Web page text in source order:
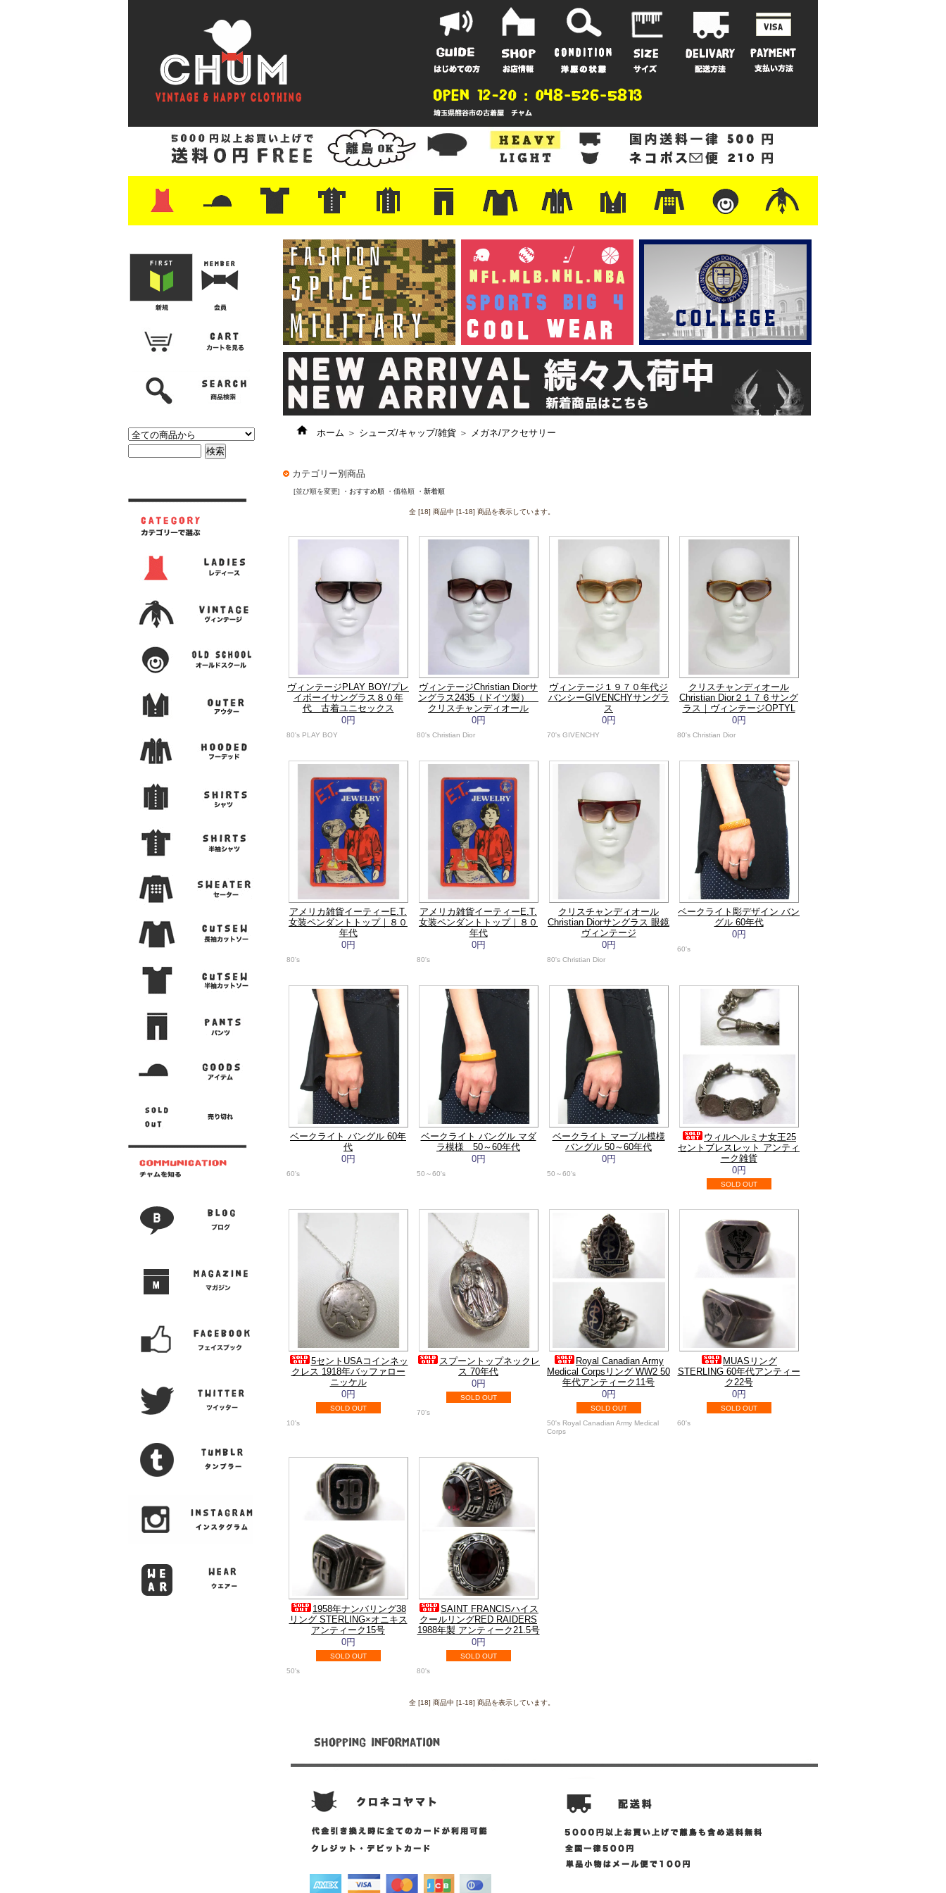
・レザーシューズ/スニーカー
・プリントTシャツ
・バンド/ツアー
・キャラクター
・Nike/adidas/スポーツ
・チャンピオン
・サーフ/スケート
・ボーダー/総柄/無地
・フットボール/リンガー
・タンクトップ/NBA・ポロシャツ
・半袖シャツ
・アロハ/サーフ/ボーリング
・ラルフ/ブランド
・無地/チェック/ストライプ
・ワーク/ミリタリー/ウエスタ
ン
・ネル/ウール ・ショートパンツ
・アウトドア/グラミチ
・ジーンズ/ペインター
・Levi's RED
・ミリタリー/ワーク
・コーデュロイ/スタプレ
・コットン/スラックス/チノ
・オーバーオール/つなぎ
・ジャージ/スウェット/ナイロ
ン
・セントジェームス/ルミノア
・ロンT/サーマル/ラグビー・プリント/半袖/スウェット
・チャンピオン/リバース
・パーカー ・デニム/コットン
・アウトドア/フリース
・ジャージ/ナイロン
・ミリタリー/ワーク
・ウール/レザー
・スーツ/ジレ
ホーム ＞ シューズ/キャップ/雑貨 ＞ メガネ/アクセサリー
カテゴリー別商品
[並び順を変更] ・おすすめ順 ・価格順 ・新着順
全 [18] 商品中 [1-18] 商品を表示しています。
ヴィンテージPLAY BOY/プレ
イボーイサングラス８０年
代 古着ユニセックス
0円
80's PLAY BOY
ヴィンテージChristian Diorサ
ングラス2435（ドイツ製）
クリスチャンディオール
0円
80's Christian Dior
ヴィンテージ１９７０年代ジ
バンシーGIVENCHYサングラ
ス
0円
70's GIVENCHY
クリスチャンディオール
Christian Dior２１７６サング
ラス｜ヴィンテージOPTYL
0円
80's Christian Dior
アメリカ雑貨イーティーE.T.
女装ペンダントトップ｜８０
年代
0円
80's
アメリカ雑貨イーティーE.T.
女装ペンダントトップ｜８０
年代
0円
80's
クリスチャンディオール
Christian Diorサングラス 眼鏡
ヴィンテージ
0円
80's Christian Dior
ベークライト彫デザイン バン
グル 60年代
0円
60's
ベークライト バングル 60年
代
0円
60's
ベークライト バングル マダ
ラ模様 50～60年代
0円
50～60's
ベークライト マーブル模様
バングル 50～60年代
0円
50～60's
ウィルヘルミナ女王25
セントブレスレット アンティ
ーク雑貨
0円
SOLD OUT
5セントUSAコインネッ
クレス 1918年バッファロー
ニッケル
0円
SOLD OUT
10's
スプーントップネックレ
ス 70年代
0円
SOLD OUT
70's
Royal Canadian Army
Medical Corpsリング WW2 50
年代アンティーク11号
0円
SOLD OUT
50's Royal Canadian Army Medical
Corps
MUASリング
STERLING 60年代アンティー
ク22号
0円
SOLD OUT
60's
1958年ナンバリング38
リング STERLING×オニキス
アンティーク15号
0円
SOLD OUT
50's
SAINT FRANCISハイス
クールリングRED RAIDERS
1988年製 アンティーク21.5号
0円
SOLD OUT
80's
全 [18] 商品中 [1-18] 商品を表示しています。